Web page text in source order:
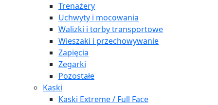
Trenażery
Uchwyty i mocowania
Walizki i torby transportowe
Wieszaki i przechowywanie
Zapięcia
Zegarki
Pozostałe
Kaski
Kaski Extreme / Full Face